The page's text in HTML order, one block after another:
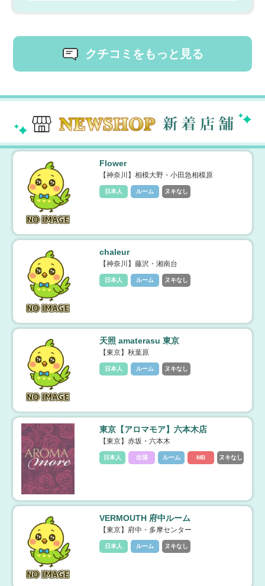
クチコミをもっと見る
Flower
【神奈川】相模大野・小田急相模原
日本人 ルーム ヌキなし
chaleur
【神奈川】藤沢・湘南台
日本人 ルーム ヌキなし
天照 amaterasu 東京
【東京】秋葉原
日本人 ルーム ヌキなし
東京【アロマモア】六本木店
【東京】赤坂・六本木
日本人 出張 ルーム MB ヌキなし
VERMOUTH 府中ルーム
【東京】府中・多摩センター
日本人 ルーム ヌキなし